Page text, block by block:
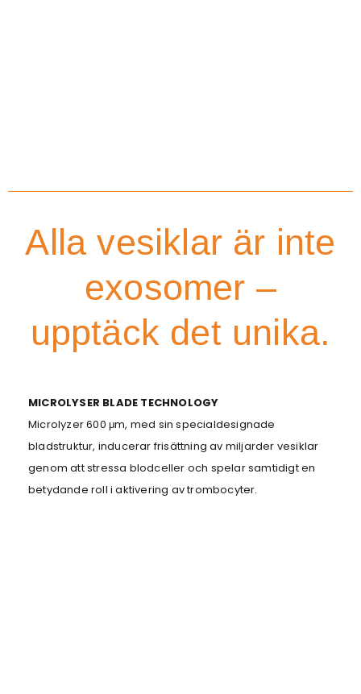
Alla vesiklar är inte
exosomer –
upptäck det unika.
MICROLYSER BLADE TECHNOLOGY
Microlyzer 600 μm, med sin specialdesignade
bladstruktur, inducerar frisättning av miljarder vesiklar
genom att stressa blodceller och spelar samtidigt en
betydande roll i aktivering av trombocyter.